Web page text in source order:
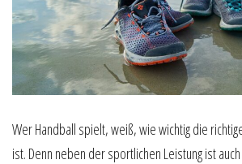
Wer Handball spielt, weiß, wie wichtig die
ist. Denn neben der sportlichen Leistung ist